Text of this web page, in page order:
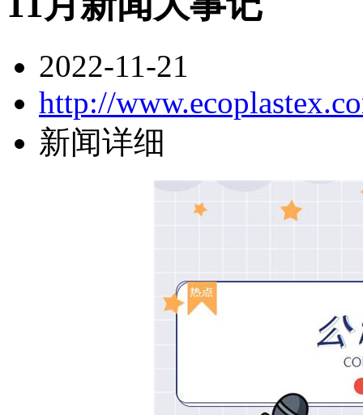
2022-11-21
http://
新闻详细